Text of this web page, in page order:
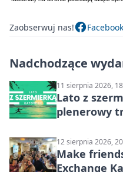
Zaobserwuj nas! Facebook
Nadchodzące
11 sierpnia 2026,
Lato z
plenerowy
12 sierpnia 2026,
Make
Exchange